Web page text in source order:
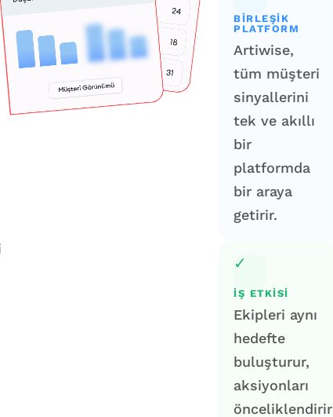
BIRLEŞIK
PLATFORM
Artiwise,
tüm müşteri
sinyallerini
tek ve akıllı
bir
platformda
bir araya
getirir.
✓
İŞ ETKISI
Ekipleri aynı
hedefte
buluşturur,
aksiyonları
önceliklendirir